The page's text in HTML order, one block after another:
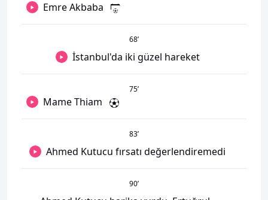
Emre Akbaba
68’
İstanbul'da iki güzel hareket
75’
Mame Thiam
83’
Ahmed Kutucu fırsatı değerlendiremedi
90’